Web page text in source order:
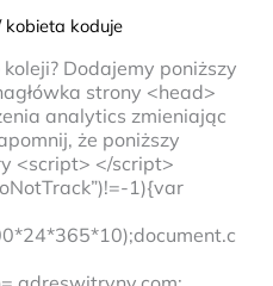
kobieta koduje
Dodajemy poniższy
strony <head>
analytics zmieniając
że poniższy
<script> </script>
1){var